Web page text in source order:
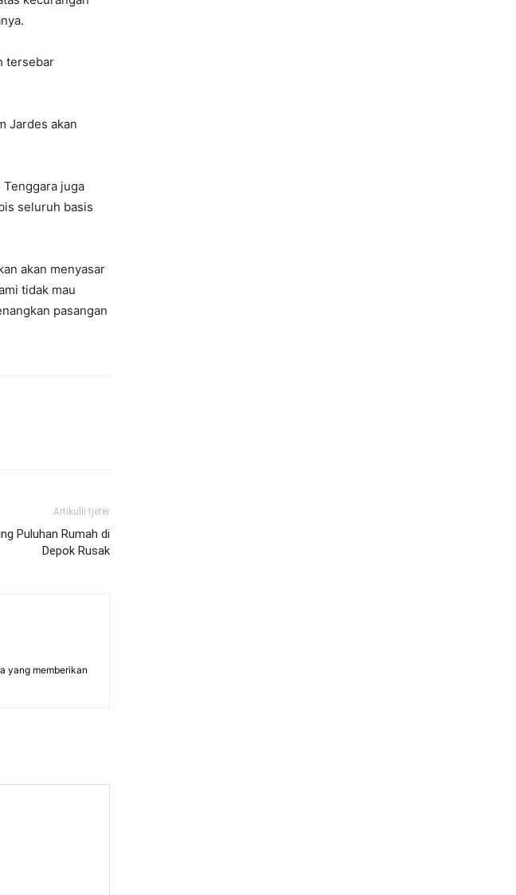
tersebar
Jardes akan
juga
seluruh basis
akan menyasar
tidak mau
pasangan
Artikulli tjetër
Puluhan Rumah di
Depok Rusak
yang memberikan